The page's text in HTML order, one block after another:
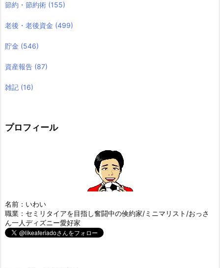
節約・節約術 (155)
老後・老後資金 (499)
貯金 (546)
資産報告 (87)
雑記 (16)
プロフィール
名前：いわい
職業：セミリタイアを目指し奮闘中の倹約家/ミニマリスト/おっさ
ん一人ディズニー愛好家